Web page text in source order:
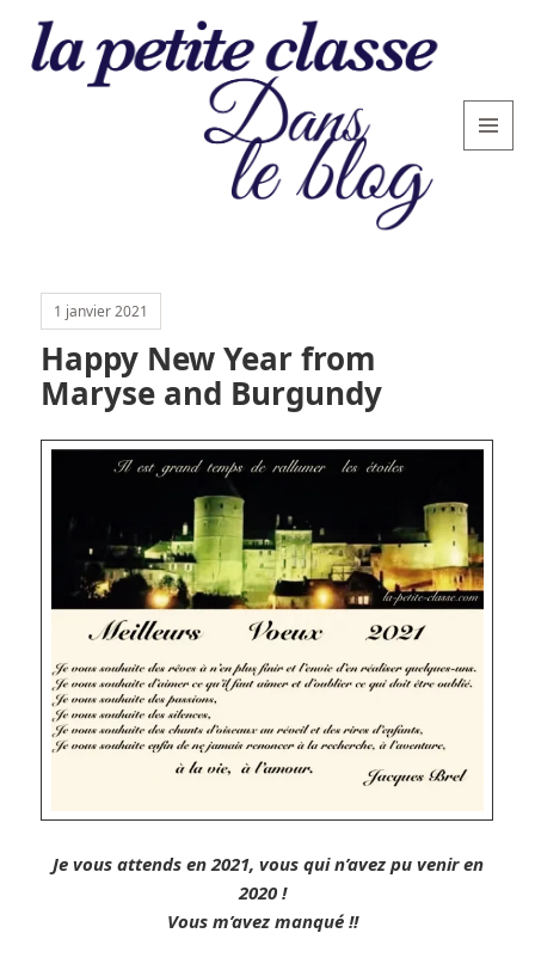
petite
classe
: le
blog
1 janvier 2021
Happy New Year from
Maryse and Burgundy
Je vous attends en 2021, vous qui n’avez pu venir en
2020 !
Vous m’avez manqué !!